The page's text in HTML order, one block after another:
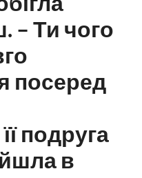
– Ти чого
посеред
подруга
в